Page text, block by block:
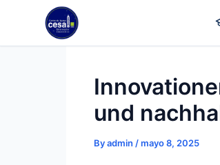
content
und
Byadmin /mayo 8, 2025